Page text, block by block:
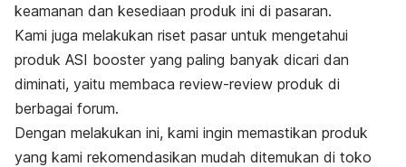
keamanan dan kesediaan produk ini di pasaran.
Kami juga melakukan riset pasar untuk mengetahui
produk ASI booster yang paling banyak dicari dan
diminati, yaitu membaca review-review produk di
berbagai forum.
Dengan melakukan ini, kami ingin memastikan produk
yang kami rekomendasikan mudah ditemukan di toko